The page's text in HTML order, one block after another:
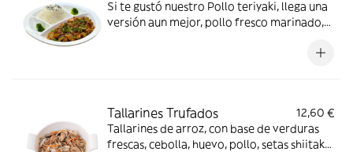
Si te gustó nuestro Pollo teriyaki, llega una
versión aun mejor, pollo fresco marinado,
sulfitos, Soja
Tallarines Trufados
12,60 €
Tallarines de arroz, con base de verduras
frescas, cebolla, huevo, pollo, setas shiitake,